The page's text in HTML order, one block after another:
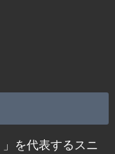
を代表するスニ